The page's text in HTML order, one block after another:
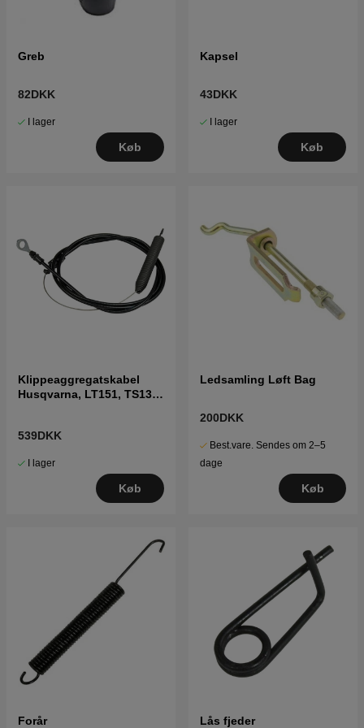
Greb
82DKK
I lager
Køb
Kapsel
43DKK
I lager
Køb
Klippeaggregatskabel
Husqvarna, LT151, TS138,
539DKK
I lager
Køb
Ledsamling Løft Bag
200DKK
Best.vare. Sendes om 2–5
dage
Køb
Forår Lås fjeder